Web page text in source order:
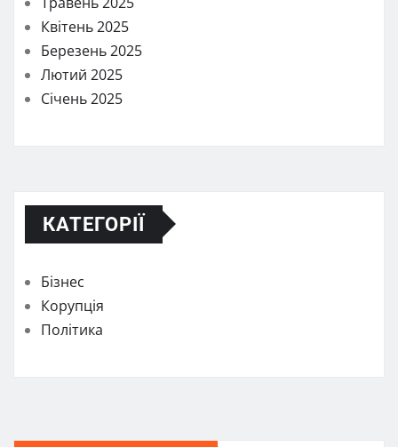
Квітень 2025
Березень 2025
Лютий 2025
Січень 2025
КАТЕГОРІЇ
Бізнес
Корупція
Політика